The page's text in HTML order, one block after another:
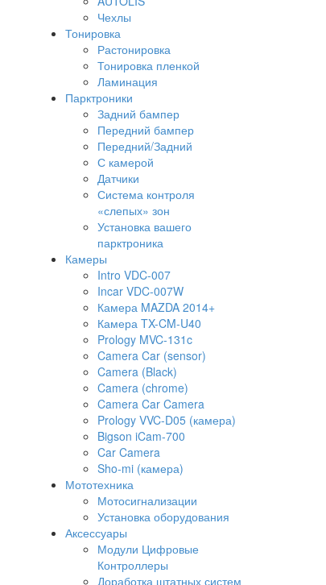
Чехлы
Тонировка
Растонировка
Тонировка пленкой
Ламинация
Парктроники
Задний бампер
Передний бампер
Передний/Задний
С камерой
Датчики
Система контроля
«слепых» зон
Установка вашего
парктроника
Камеры
Intro VDC-007
Incar VDC-007W
Камера MAZDA 2014+
Камера TX-CM-U40
Prology MVC-131c
Camera Car (sensor)
Camera (Black)
Camera (chrome)
Camera Car Camera
Prology VVC-D05 (камера)
Bigson iCam-700
Car Camera
Sho-mi (камера)
Мототехника
Мотосигнализации
Установка оборудования
Аксессуары
Модули Цифровые
Контроллеры
Доработка штатных систем